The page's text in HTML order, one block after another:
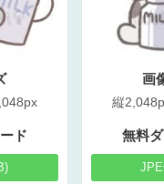
ド
画
縦
無料